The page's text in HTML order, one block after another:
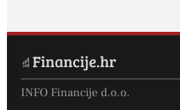
INFO Financije d.o.o.